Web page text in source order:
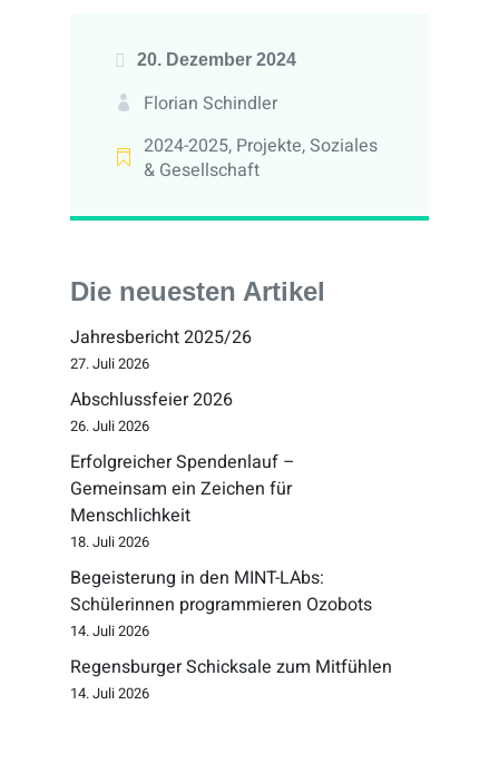
20. Dezember 2024
Florian Schindler
2024-2025, Projekte,Soziales
& Gesellschaft
Die neuesten Artikel
Jahresbericht 2025/26
27. Juli 2026
Abschlussfeier 2026
26. Juli 2026
Erfolgreicher Spendenlauf –
Gemeinsam ein Zeichen für
Menschlichkeit
18. Juli 2026
Begeisterung in den MINT-LAbs:
Schülerinnen programmieren Ozobots
14. Juli 2026
Regensburger Schicksale zum Mitfühlen
14. Juli 2026